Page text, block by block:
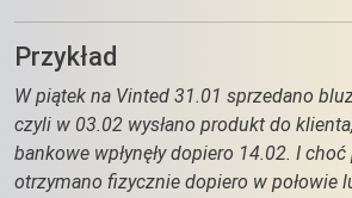
Przykład
W piątek na Vinted 31.01 sprzedano
czyli w 03.02 wysłano produkt do
bankowe wpłynęły dopiero 14.02. I
otrzymano fizycznie dopiero w połowie